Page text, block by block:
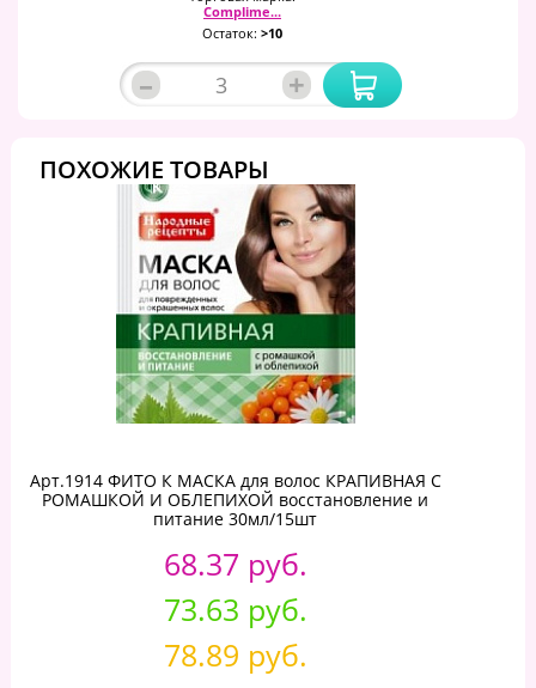
Complime...
Остаток: >10
– +
ПОХОЖИЕ ТОВАРЫ
Арт.1914 ФИТО К МАСКА для волос КРАПИВНАЯ С
РОМАШКОЙ И ОБЛЕПИХОЙ восстановление и
питание 30мл/15шт
68.37 руб.
73.63 руб.
78.89 руб.